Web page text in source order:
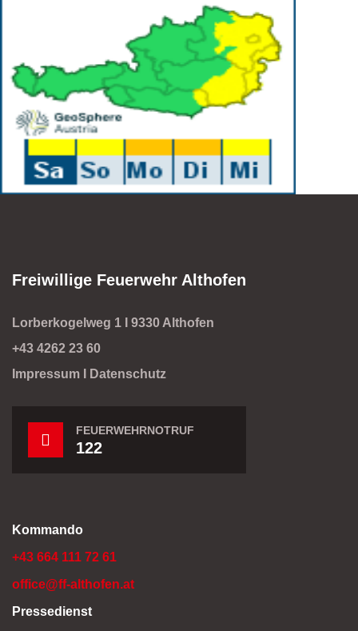
Freiwillige Feuerwehr Althofen
Lorberkogelweg 1 I 9330 Althofen
+43 4262 23 60
Impressum
Datenschutz
FEUERWEHRNOTRUF
122
Kommando
+43 664 111 72 61
office@ff-althofen.at
Pressedienst